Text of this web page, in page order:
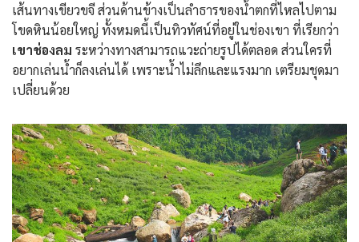
เส้นทางเขียวขจี ส่วนด้านข้างเป็นลำธารของน้ำตกที่ไหลไปตาม
โขดหินน้อยใหญ่ ทั้งหมดนี้เป็นทิวทัศน์ที่อยู่ในช่องเขา ที่เรียกว่า
เขาช่องลม ระหว่างทางสามารถแวะถ่ายรูปได้ตลอด ส่วนใครที่
อยากเล่นน้ำก็ลงเล่นได้ เพราะน้ำไม่ลึกและแรงมาก เตรียมชุดมา
เปลี่ยนด้วย